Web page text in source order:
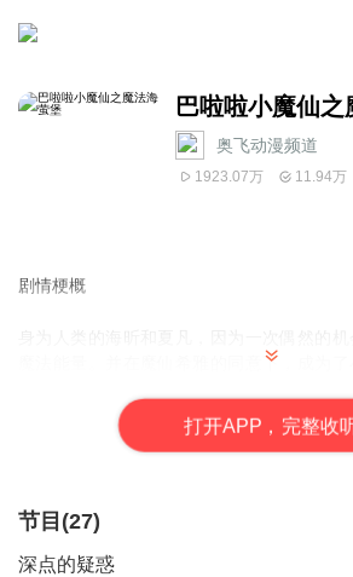
巴啦啦小魔仙
奥飞动漫频道
1923.07万 11.94万
剧情梗概
魔法能量。并在魔仙希雅的同意下，成为
时，结识了海萤堡的海达王子及其他一众
路上遇到了很多困难，但大家团结一致，
然跟海萤堡失踪的国王和宝物千贝之星有
们努力寻找消灭黑气的办法，最后海昕成功
打开APP，完整收
节目(27)
深点的疑惑